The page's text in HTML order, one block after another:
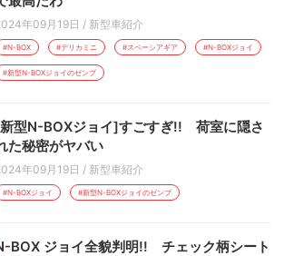
年09月19日 / 新型車紹介
#N-BOX #デリカミニ #スペーシアギア #N-BOXジョイ
#新型N-BOXジョイのゼンブ
型N-BOXジョイ]すごすぎ!! 荷室に隠さ
た秘密がヤバい
年09月19日 / 新型車紹介
#N-BOXジョイ #新型N-BOXジョイのゼンブ
BOX ジョイ全貌判明!! チェック柄シート